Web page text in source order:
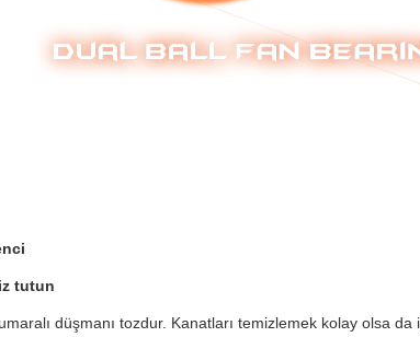
tutun
düşmanı tozdur. Kanatları temizlemek kolay olsa